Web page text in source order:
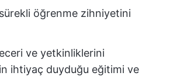
öğrenme zihniyetini
ve yetkinliklerini
ihtiyaç duyduğu eğitimi ve